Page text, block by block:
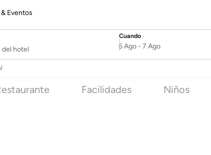
Eventos
del hotel
Cuando
SelectDate
6 Ago- 7 Ago
Facilidades Niños